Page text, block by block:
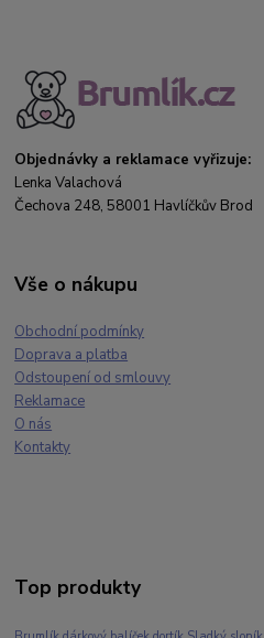
Objednávky a reklamace vyřizuje:
Lenka Valachová
Čechova 248, 58001 Havlíčkův Brod
Vše o nákupu
Obchodní podmínky
Doprava a platba
Odstoupení od smlouvy
Reklamace
O nás
Kontakty
Top produkty